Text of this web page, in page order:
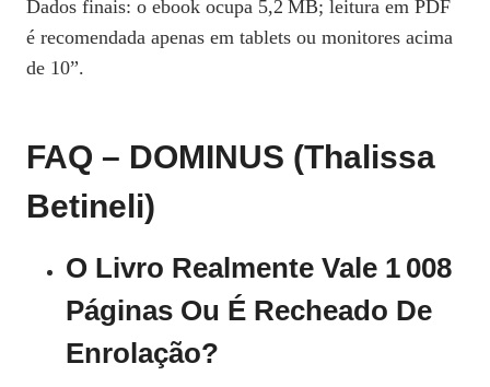
Dados finais: o ebook ocupa 5,2 MB; leitura em PDF
é recomendada apenas em tablets ou monitores acima
de 10”.
FAQ – DOMINUS (Thalissa
Betineli)
O Livro Realmente Vale 1 008
Páginas Ou É Recheado De
Enrolação?